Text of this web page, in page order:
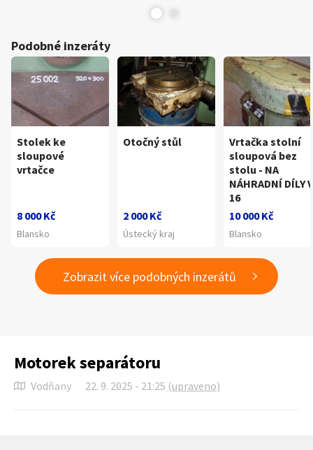
Podobné inzeráty
Stolek ke
sloupové
vrtačce
8 000 Kč
Blansko
Otočný stůl
2 000 Kč
Ústecký kraj
Vrtačka stolní
sloupová bez
stolu - NA
NÁHRADNÍ DÍLY V
16
10 000 Kč
Blansko
Zobrazit více podobných inzerátů
Motorek separátoru
Vodňany 22. 9. 2025 - 21:25 (upraveno)